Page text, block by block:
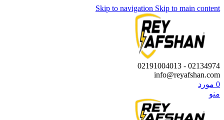
Skip to navigation Skip to main content
02134974 - 02191004013
info@reyafshan.com
0 مورد
منو